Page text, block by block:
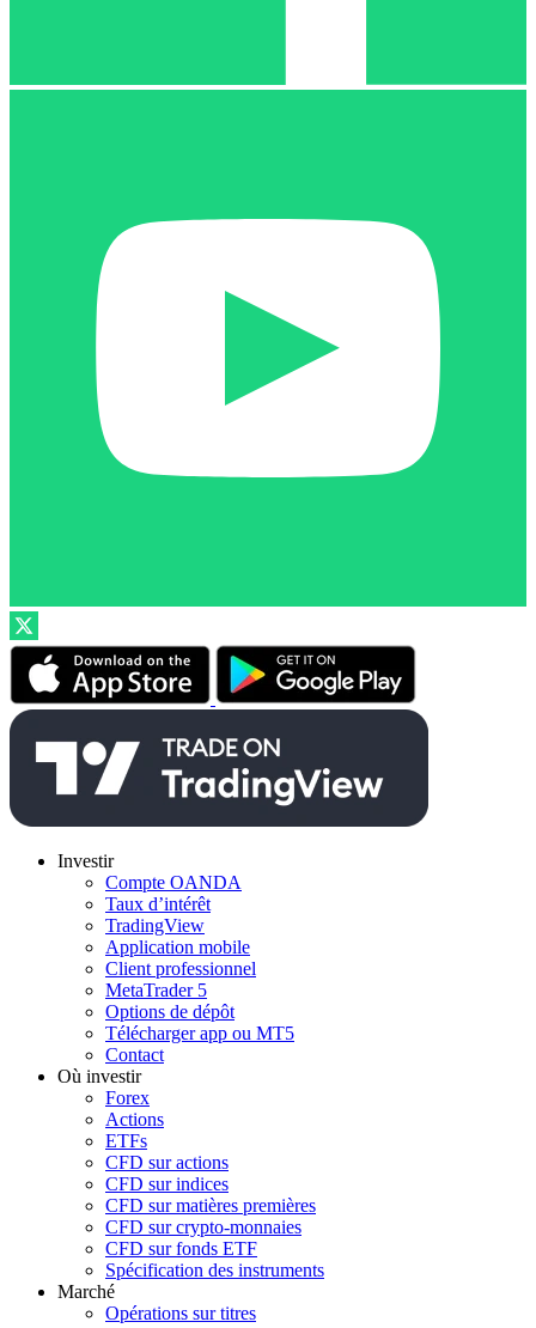
Investir
Compte OANDA
Taux d’intérêt
TradingView
Application mobile
Client professionnel
MetaTrader 5
Options de dépôt
Télécharger app ou MT5
Contact
Où investir
Forex
Actions
ETFs
CFD sur actions
CFD sur indices
CFD sur matières premières
CFD sur crypto-monnaies
CFD sur fonds ETF
Spécification des instruments
Marché
Opérations sur titres